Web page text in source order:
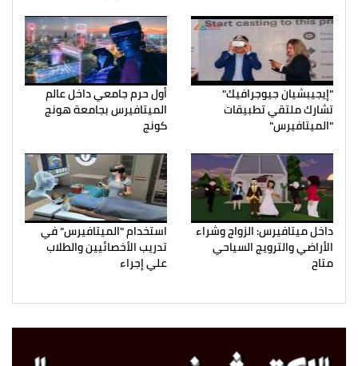
"إيجيبشيان جيوجرافيك"
تشارك ملتقي تطبيقات
"الميتافيرس"
أول حرم جامعي داخل عالم
الميتافيرس بجامعة هونج
كونج
داخل ميتافيرس: الزواج وشراء
الأراضي والترويج السياحي
متاح
استخدام "الميتافيرس" في
تدريب الأخصائيين والطلاب
علي إجراء